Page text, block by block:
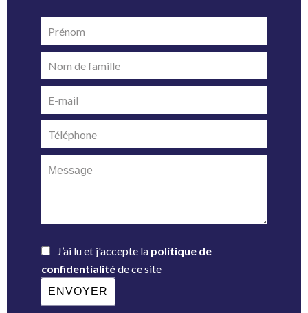
J’ai lu et j'accepte la politique de
confidentialitéde ce site
ENVOYER